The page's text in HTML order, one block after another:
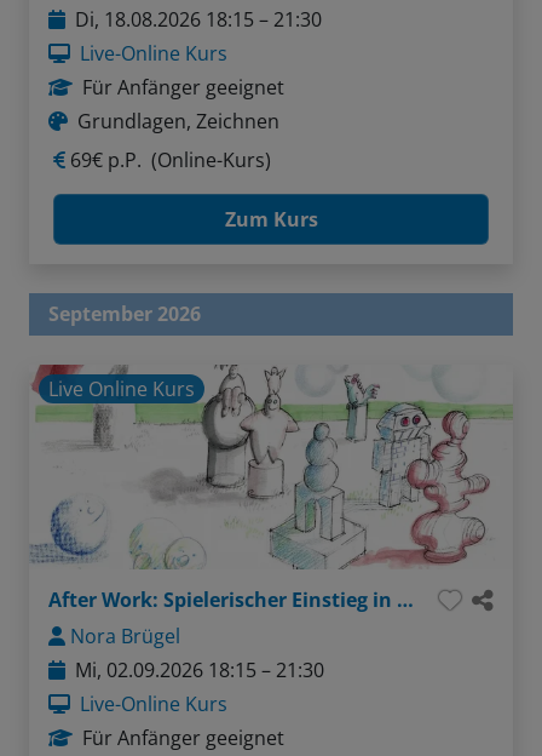
Di, 18.08.2026 18:15 – 21:30
Live-Online Kurs
Für Anfänger geeignet
Grundlagen, Zeichnen
69€ p.P. (Online-Kurs)
Zum Kurs
September 2026
Live Online Kurs
After Work: Spielerischer Einstieg in plastisches Zeichnen
Nora Brügel
Mi, 02.09.2026 18:15 – 21:30
Live-Online Kurs
Für Anfänger geeignet